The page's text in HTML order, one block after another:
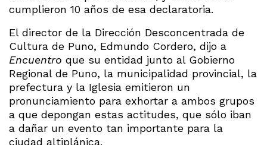
cumplieron 10 años de esa declaratoria.
El director de la Dirección Desconcentrada de
Cultura de Puno, Edmundo Cordero, dijo a
Encuentro que su entidad junto al Gobierno
Regional de Puno, la municipalidad provincial, la
prefectura y la Iglesia emitieron un
pronunciamiento para exhortar a ambos grupos
a que depongan estas actitudes, que sólo iban
a dañar un evento tan importante para la
ciudad altiplánica.